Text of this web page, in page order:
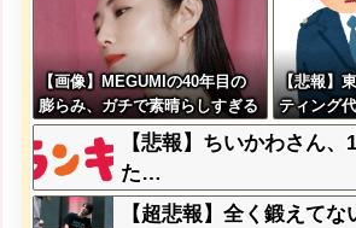
【画像】MEGUMIの40年目の
膨らみ、ガチで素晴らしすぎる
wwwww
【悲報】
ティング
で逮捕ｗ
【悲報】ちいかわさん
た…
【超悲報】全く鍛えて